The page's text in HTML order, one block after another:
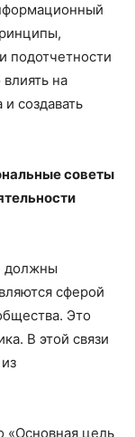
подотчетности
на
создавать
советы
должны
сферой
Это
В этой связи
«Основная цель